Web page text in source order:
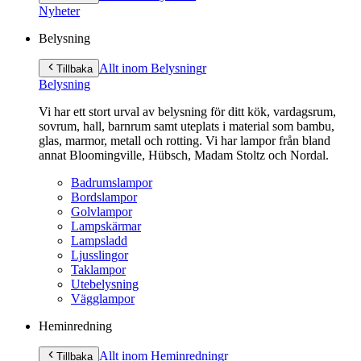
innehållNyheter
Belysning
Tillbaka Allt inom Belysningr
Belysning
Vi har ett stort urval av belysning för ditt kök, vardagsrum,
sovrum, hall, barnrum samt uteplats i material som bambu,
glas, marmor, metall och rotting. Vi har lampor från bland
annat Bloomingville, Hübsch, Madam Stoltz och Nordal.
Badrumslampor
Bordslampor
Golvlampor
Lampskärmar
Lampsladd
Ljusslingor
Taklampor
Utebelysning
Vägglampor
Heminredning
Tillbaka Allt inom Heminredningr